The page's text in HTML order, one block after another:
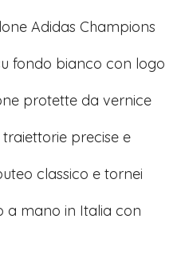
Adidas Champions
fondo bianco con logo
protette da vernice
precise e
classico e tornei
a mano in Italia con